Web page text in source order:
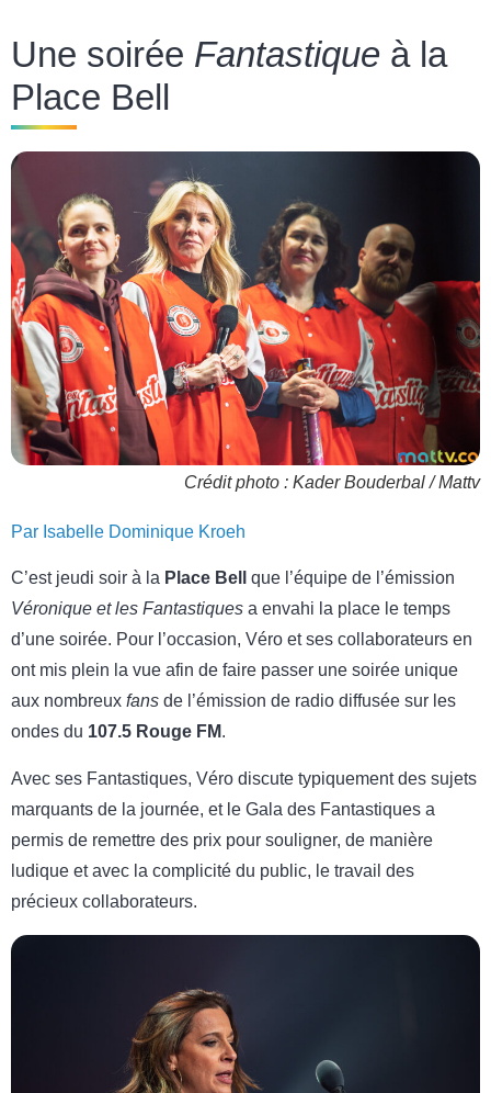
Une soirée Fantastique à la
Place Bell
Crédit photo : Kader Bouderbal / Mattv
Par Isabelle Dominique Kroeh
C’est jeudi soir à la Place Bell
que l’équipe de l’émission
Véronique et les Fantastiques a envahi la place le temps
d’une soirée. Pour l’occasion, Véro et ses collaborateurs en
ont mis plein la vue afin de faire passer une soirée unique
aux nombreux fans de l’émission de radio diffusée sur les
ondes du 107.5 Rouge FM.
Avec ses Fantastiques, Véro discute typiquement des sujets
marquants de la journée, et le Gala des Fantastiques a
permis de remettre des prix pour souligner, de manière
ludique et avec la complicité du public, le travail des
précieux collaborateurs.